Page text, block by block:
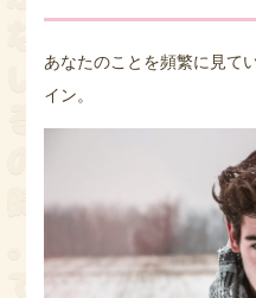
あなたのことを頻繁に見て
イン。